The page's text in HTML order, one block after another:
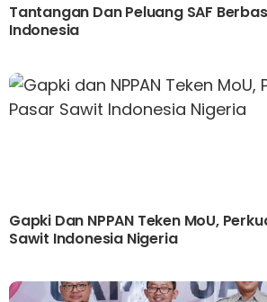
Tantangan Dan Peluang SAF
Indonesia
Gapki Dan NPPAN Teken MoU,
Sawit Indonesia Nigeria